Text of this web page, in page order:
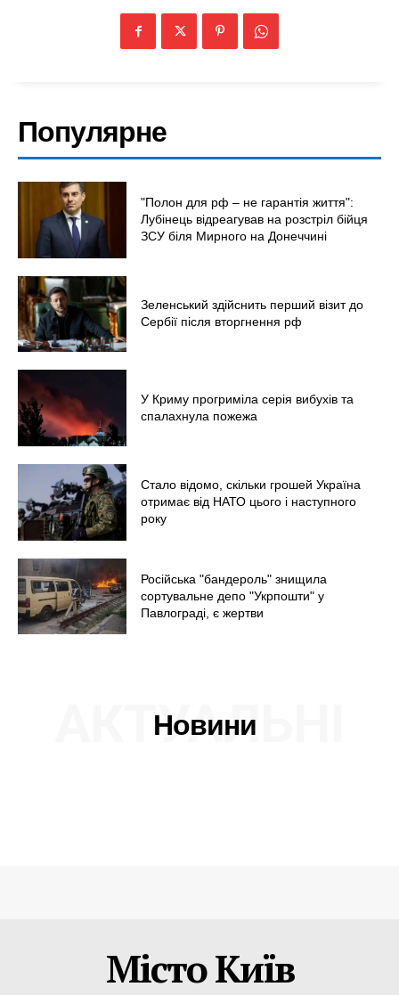
Популярне
"Полон для рф – не гарантія життя":
Лубінець відреагував на розстріл бійця
ЗСУ біля Мирного на Донеччині
Зеленський здійснить перший візит до
Сербії після вторгнення рф
У Криму прогриміла серія вибухів та
спалахнула пожежа
Стало відомо, скільки грошей Україна
отримає від НАТО цього і наступного
року
Російська "бандероль" знищила
сортувальне депо "Укрпошти" у
Павлограді, є жертви
Новини
АКТУАЛЬНІ
Місто Київ